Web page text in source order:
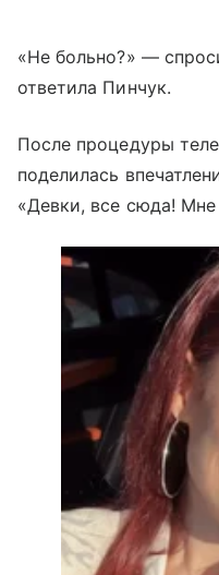
«Не больно?» —
ответила Пинчук.
После процедуры
поделилась
«Девки, все сюда! Мне